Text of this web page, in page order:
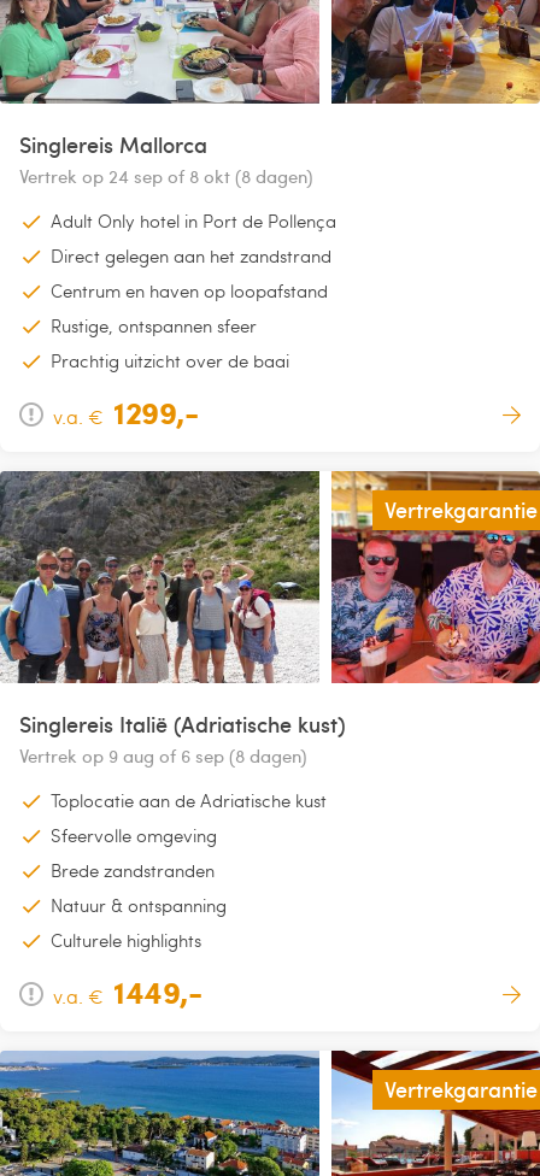
Singlereis Mallorca
Vertrek op 24 sep of 8 okt (8 dagen)
Adult Only hotel in Port de Pollença
Direct gelegen aan het zandstrand
Centrum en haven op loopafstand
Rustige, ontspannen sfeer
Prachtig uitzicht over de baai
v.a. € 1299,-
Vertrekgarantie
Singlereis Italië (Adriatische kust)
Vertrek op 9 aug of 6 sep (8 dagen)
Toplocatie aan de Adriatische kust
Sfeervolle omgeving
Brede zandstranden
Natuur & ontspanning
Culturele highlights
v.a. € 1449,-
Vertrekgarantie